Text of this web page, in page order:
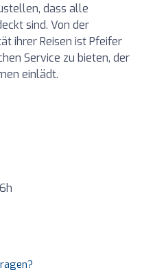
dass alle
sind. Von der
ihrer Reisen ist Pfeifer
Service zu bieten, der
einlädt.